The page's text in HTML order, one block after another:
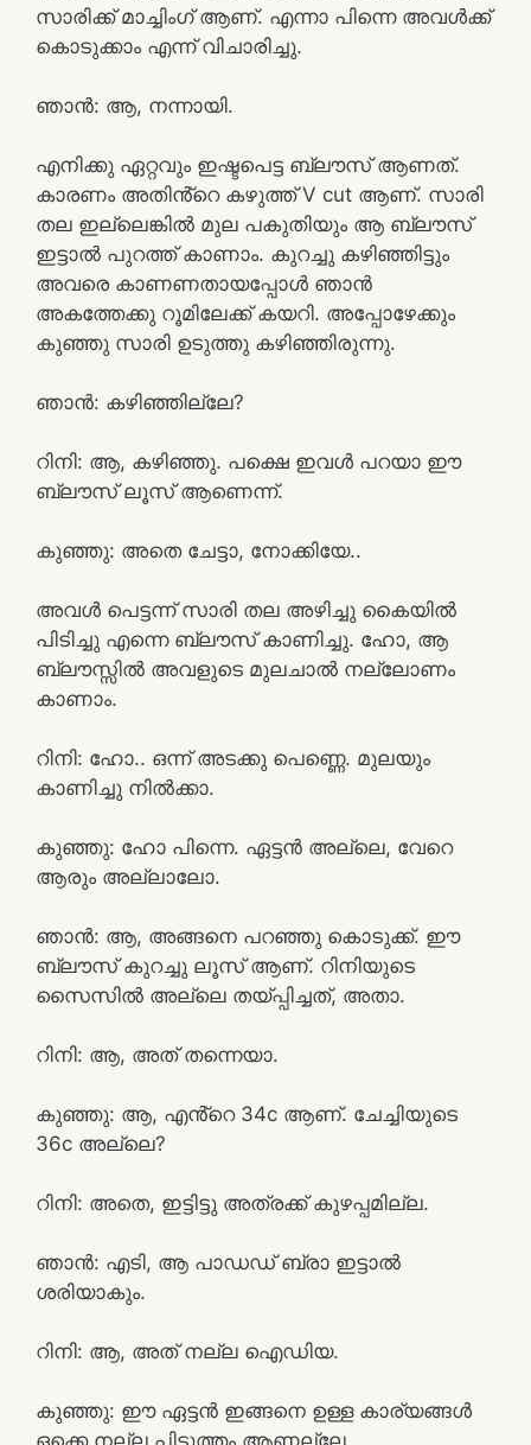
സാരിക്ക് മാച്ചിംഗ് ആണ്. എന്നാ പിന്നെ അവൾക്ക്
കൊടുക്കാം എന്ന് വിചാരിച്ചു.
ഞാൻ: ആ, നന്നായി.
എനിക്കു ഏറ്റവും ഇഷ്ടപെട്ട ബ്ലൗസ് ആണത്.
കാരണം അതിൻ്റെ കഴുത്ത് V cut ആണ്. സാരി
തല ഇല്ലെങ്കിൽ മുല പകുതിയും ആ ബ്ലൗസ്
ഇട്ടാൽ പുറത്ത് കാണാം. കുറച്ചു കഴിഞ്ഞിട്ടും
അവരെ കാണണതായപ്പോൾ ഞാൻ
അകത്തേക്കു റൂമിലേക്ക് കയറി. അപ്പോഴേക്കും
കുഞ്ഞു സാരി ഉടുത്തു കഴിഞ്ഞിരുന്നു.
ഞാൻ: കഴിഞ്ഞില്ലേ?
റിനി: ആ, കഴിഞ്ഞു. പക്ഷെ ഇവൾ പറയാ ഈ
ബ്ലൗസ് ലൂസ് ആണെന്ന്.
കുഞ്ഞു: അതെ ചേട്ടാ, നോക്കിയേ..
അവൾ പെട്ടന്ന് സാരി തല അഴിച്ചു കൈയിൽ
പിടിച്ചു എന്നെ ബ്ലൗസ് കാണിച്ചു. ഹോ, ആ
ബ്ലൗസ്സിൽ അവളുടെ മുലചാൽ നല്ലോണം
കാണാം.
റിനി: ഹോ.. ഒന്ന് അടക്കു പെണ്ണെ. മുലയും
കാണിച്ചു നിൽക്കാ.
കുഞ്ഞു: ഹോ പിന്നെ. ഏട്ടൻ അല്ലെ, വേറെ
ആരും അല്ലാലോ.
ഞാൻ: ആ, അങ്ങനെ പറഞ്ഞു കൊടുക്ക്. ഈ
ബ്ലൗസ് കുറച്ചു ലൂസ് ആണ്. റിനിയുടെ
സൈസിൽ അല്ലെ തയ്പ്പിച്ചത്, അതാ.
റിനി: ആ, അത് തന്നെയാ.
കുഞ്ഞു: ആ, എൻ്റെ 34c ആണ്. ചേച്ചിയുടെ
36c അല്ലെ?
റിനി: അതെ, ഇട്ടിട്ടു അത്രക്ക് കുഴപ്പമില്ല.
ഞാൻ: എടി, ആ പാഡഡ് ബ്രാ ഇട്ടാൽ
ശരിയാകും.
റിനി: ആ, അത് നല്ല ഐഡിയ.
കുഞ്ഞു: ഈ ഏട്ടൻ ഇങ്ങനെ ഉള്ള കാര്യങ്ങൾ
ഒക്കെ നല്ല പിടുത്തം ആണല്ലേ.